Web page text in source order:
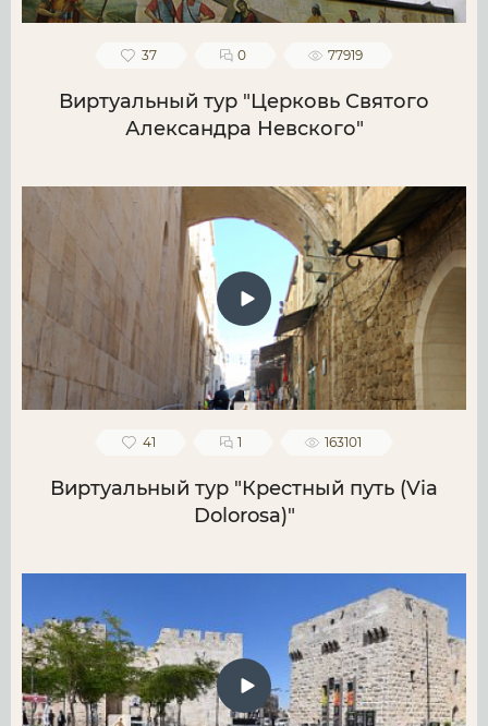
37 0 77919
Виртуальный тур "Церковь Святого
Александра Невского"
41 1 163101
Виртуальный тур "Крестный путь (Via
Dolorosa)"